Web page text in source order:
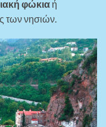
φώκια ή
των νησιών.